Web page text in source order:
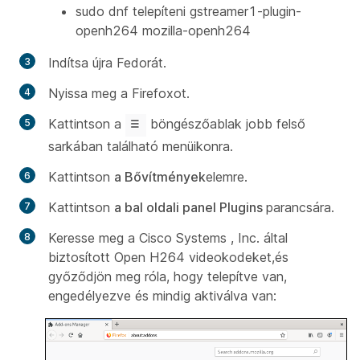
sudo dnf telepíteni gstreamer1-plugin-
openh264 mozilla-openh264
Indítsa újra Fedorát.
Nyissa meg a Firefoxot.
Kattintson a
böngészőablak jobb felső
sarkában található menüikonra.
Kattintson a Bővítményekelemre.
Kattintson a bal oldali panel Plugins parancsára.
Keresse meg a Cisco Systems , Inc. által
biztosított Open H264 videokodeket,és
győződjön meg róla, hogy telepítve van,
engedélyezve és mindig aktiválva van: